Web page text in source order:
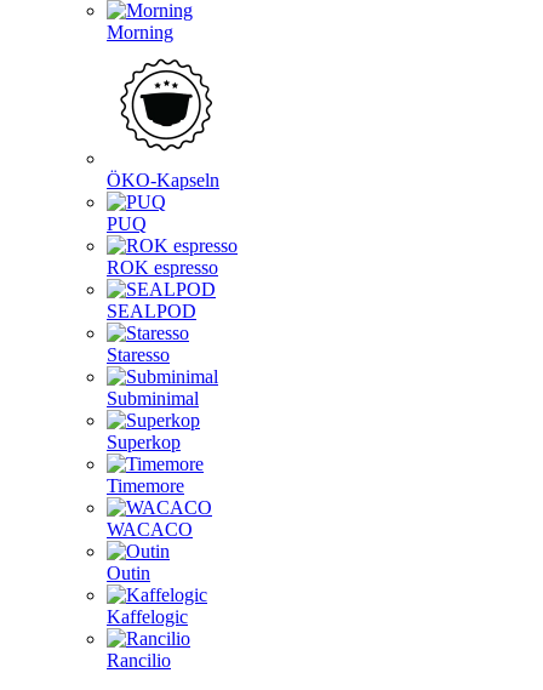
Morning
ÖKO-Kapseln
PUQ
ROK espresso
SEALPOD
Staresso
Subminimal
Superkop
Timemore
WACACO
Outin
Kaffelogic
Rancilio